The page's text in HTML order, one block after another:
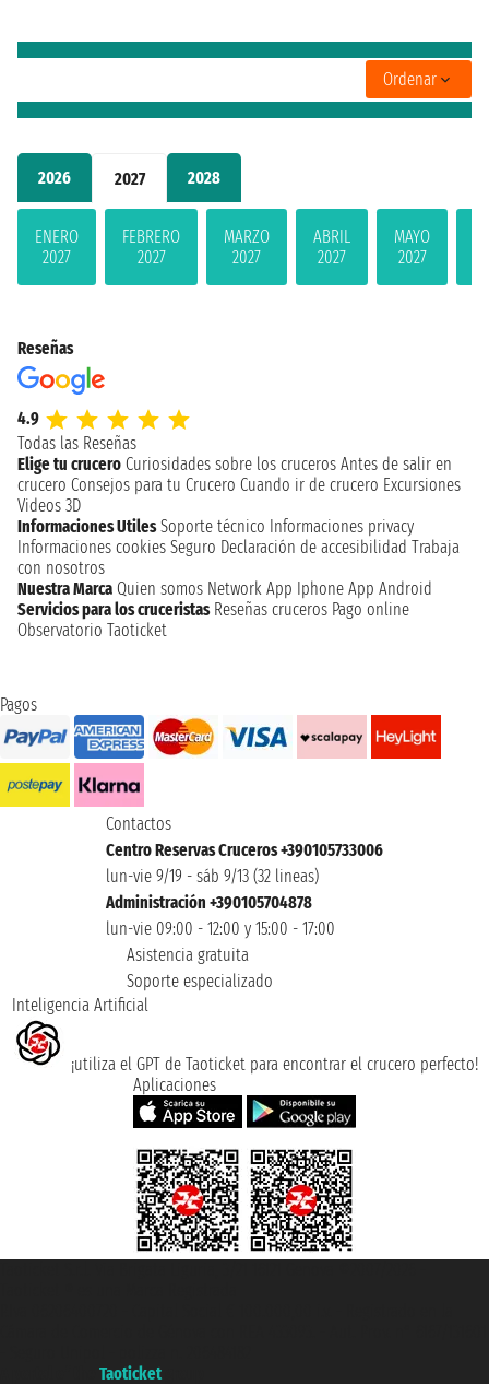
2026 2027 2028
ENERO
2027
FEBRERO
2027
MARZO
2027
ABRIL
2027
MAYO
2027
Ordenar
Reseñas
4.9
Todas las Reseñas
Elige tu crucero Curiosidades sobre los cruceros Antes de salir en
crucero Consejos para tu Crucero Cuando ir de crucero Excursiones
Videos 3D
Informaciones Utiles Soporte técnico Informaciones privacy
Informaciones cookies Seguro Declaración de accesibilidad Trabaja
con nosotros
Nuestra Marca Quien somos Network App Iphone App Android
Servicios para los cruceristas Reseñas cruceros Pago online
Observatorio Taoticket
Pagos
Contactos
Centro Reservas Cruceros +390105733006
lun-vie 9/19 - sáb 9/13 (32 lineas)
Administración +390105704878
lun-vie 09:00 - 12:00 y 15:00 - 17:00
Asistencia gratuita
Soporte especializado
Inteligencia Artificial
¡utiliza el GPT de Taoticket para encontrar el crucero perfecto!
Aplicaciones
Taoticket